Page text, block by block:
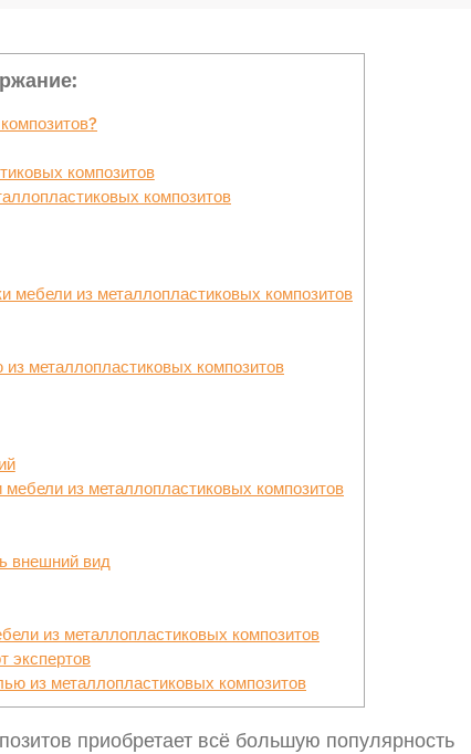
композитов
композитов
мебели из металлопластиковых композитов
металлопластиковых композитов
из металлопластиковых композитов
внешний вид
из металлопластиковых композитов
экспертов
из металлопластиковых композитов
приобретает всё большую популярность